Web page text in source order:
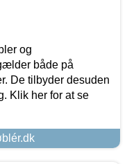
og
både på
De tilbyder desuden
Klik her for at se